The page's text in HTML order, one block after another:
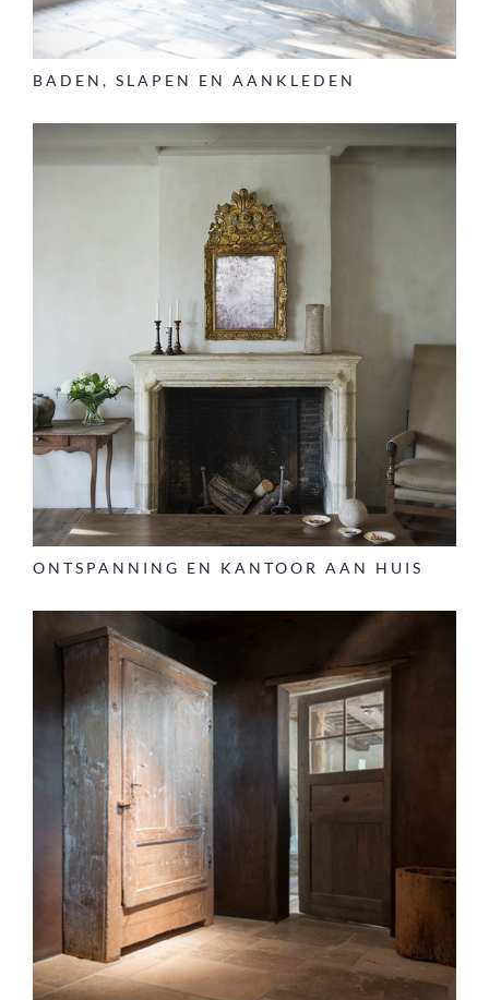
BADEN, SLAPEN EN AANKLEDEN
ONTSPANNING EN KANTOOR AAN HUIS